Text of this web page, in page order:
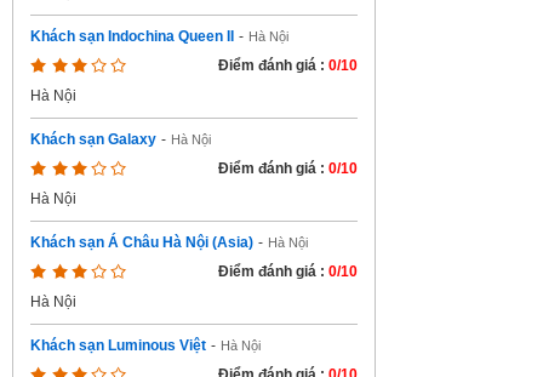
Khách sạn Indochina Queen II - Hà Nội
Điểm đánh giá : 0/10
Hà Nội
Khách sạn Galaxy - Hà Nội
Điểm đánh giá : 0/10
Hà Nội
Khách sạn Á Châu Hà Nội (Asia) - Hà Nội
Điểm đánh giá : 0/10
Hà Nội
Khách sạn Luminous Việt - Hà Nội